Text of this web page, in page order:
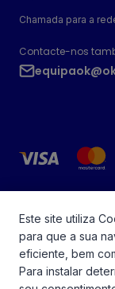
Chamada para a
Contacte-nos
Este site utiliza
para que a sua
eficiente, bem
Para instalar